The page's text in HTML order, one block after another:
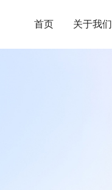
首页 关于我们